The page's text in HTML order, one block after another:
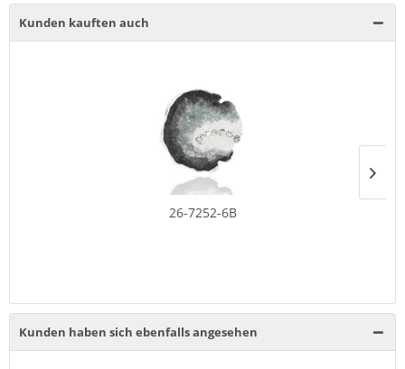
Kunden kauften auch
26-7252-6B
Kunden haben sich ebenfalls angesehen